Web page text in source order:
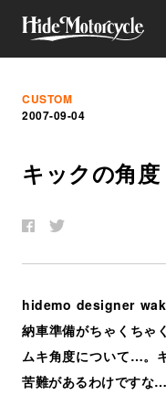
CUSTOM
2007-09-04
キ ックの角度
hidemo designer
納車準備がちゃくちゃ
ムキ角度について…。
苦難があるわけですな…